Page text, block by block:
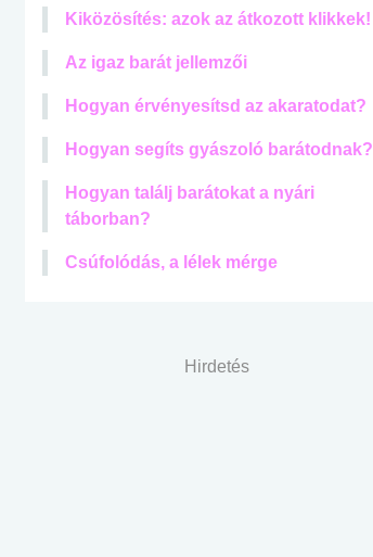
Kiközösítés: azok az átkozott klikkek!
Az igaz barát jellemzői
Hogyan érvényesítsd az akaratodat?
Hogyan segíts gyászoló barátodnak?
Hogyan találj barátokat a nyári
táborban?
Csúfolódás, a lélek mérge
Hirdetés